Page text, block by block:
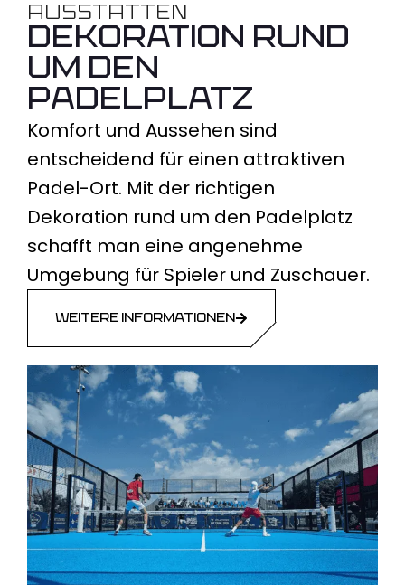
AUSSTATTEN
DEKORATION RUND
UM DEN
PADELPLATZ
Komfort und Aussehen sind
entscheidend für einen attraktiven
Padel-Ort. Mit der richtigen
Dekoration rund um den Padelplatz
schafft man eine angenehme
Umgebung für Spieler und Zuschauer.
WEITERE INFORMATIONEN